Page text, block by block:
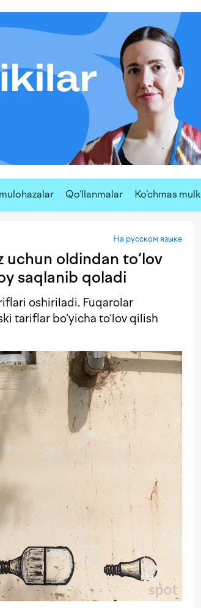
Qo‘llanmalar Ko‘chmas mulk
На русском языке
uchun oldindan to‘lov
saqlanib qoladi
oshiriladi. Fuqarolar
tariflar bo‘yicha to‘lov qilish